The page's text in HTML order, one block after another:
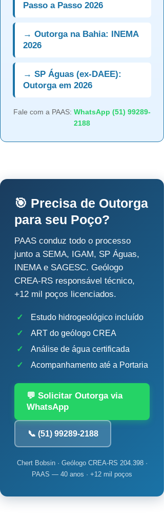
Passo a Passo 2026
→ Outorga na Bahia: INEMA
2026
→ SP Águas (ex-DAEE):
Outorga em 2026
Fale com a PAAS: WhatsApp (51) 99289-
2188
🎯 Precisa de Outorga
para seu Poço?
PAAS conduz todo o processo
junto a SEMA, IGAM, SP Águas,
INEMA e SAGESC. Geólogo
CREA-RS responsável técnico,
+12 mil poços licenciados.
✓
Estudo hidrogeológico incluído
✓
ART do geólogo CREA
✓
Análise de água certificada
✓
Acompanhamento até a Portaria
💬 Solicitar Outorga via
WhatsApp
📞 (51) 99289-2188
Chert Bobsin · Geólogo CREA-RS 204.398 ·
PAAS — 40 anos · +12 mil poços